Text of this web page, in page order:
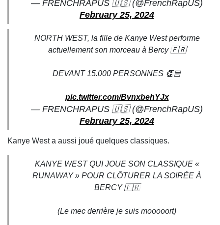
— FRENCHRAPUS 🇺🇸 (@FrenchRapUS)
February 25, 2024
NORTH WEST, la fille de Kanye West performe
actuellement son morceau à Bercy 🇫🇷
DEVANT 15.000 PERSONNES 👏🏼
pic.twitter.com/BvnxbehYJx
— FRENCHRAPUS 🇺🇸 (@FrenchRapUS)
February 25, 2024
Kanye West a aussi joué quelques classiques.
KANYE WEST QUI JOUE SON CLASSIQUE «
RUNAWAY » POUR CLÔTURER LA SOIRÉE À
BERCY 🇫🇷
(Le mec derrière je suis mooooort)